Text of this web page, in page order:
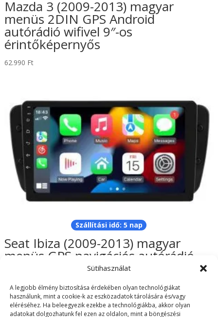
Sütihasználat
A legjobb élmény biztosítása érdekében olyan technológiákat
használunk, mint a cookie-k az eszközadatok tárolására és/vagy
eléréséhez. Ha beleegyezik ezekbe a technológiákba, akkor olyan
adatokat dolgozhatunk fel ezen az oldalon, mint a böngészési
Mazda 3 (2009-2013) magyar
menüs 2DIN GPS Android
autórádió wifivel 9″-os
érintőképernyős
62.990 Ft
Szállítási idő: 5 nap
Seat Ibiza (2009-2013) magyar
menüs GPS navigációs autórádió
CAN BUS vezérléssel
62.990Ft